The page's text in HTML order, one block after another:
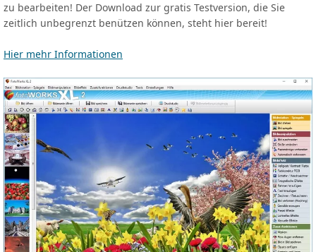
zu bearbeiten! Der Download zur gratis Testversion, die Sie
zeitlich unbegrenzt benützen können, steht hier bereit!
Hier mehr Informationen